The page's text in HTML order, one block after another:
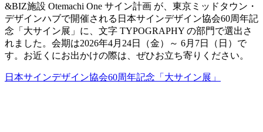
&BIZ施設 Otemachi One サイン計画 が、東京ミッドタウン・
デザインハブで開催される日本サインデザイン協会60周年記
念「大サイン展」に、文字 TYPOGRAPHY の部門で選出さ
れました。会期は2026年4月24日（金）～ 6月7日（日）で
す。お近くにお出かけの際は、ぜひお立ち寄りください。
日本サインデザイン協会60周年記念「大サイン展」